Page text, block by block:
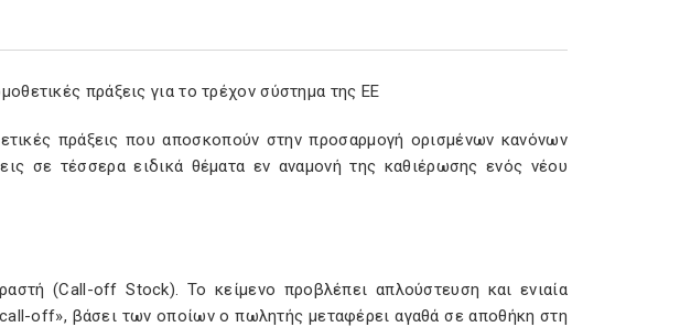
πράξεις για το τρέχον σύστημα της ΕΕ
πράξεις που αποσκοπούν στην προσαρμογή ορισμένων κανόνων
σε τέσσερα ειδικά θέματα εν αναμονή της καθιέρωσης ενός νέου
(Call-off Stock). Το κείμενο προβλέπει απλούστευση και ενιαία
off», βάσει των οποίων ο πωλητής μεταφέρει αγαθά σε αποθήκη στη